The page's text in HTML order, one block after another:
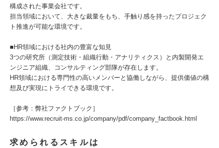
構成された事業会社です。
担当領域において、大きな裁量をもち、手触り感を持ったプロジェク
ト推進が可能な環境です。
■HR領域における社内の豊富な知見
3つの研究所（測定技術・組織行動・アナリティクス）と内製開発エ
ンジニア組織、コンサルティング部隊が存在します。
HR領域における専門性の高いメンバーと協働しながら、提供価値の構
想及び実現にトライできる環境です。
［参考：弊社ファクトブック］
https://www.recruit-ms.co.jp/company/pdf/company_factbook.html
求められるスキルは